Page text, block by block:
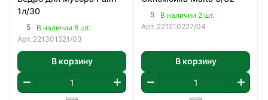
1л/30
5
В наличии 8 шт.
Арт. 221301521/03
В корзину
5
В наличии 2 шт.
Арт. 221210227/04
В корзину